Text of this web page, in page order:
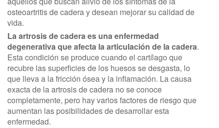
osteoartritis de cadera y desean mejorar su calidad de
vida.
La artrosis de cadera es una enfermedad
degenerativa que afecta la articulación de la cadera.
Esta condición se produce cuando el cartílago que
recubre las superficies de los huesos se desgasta, lo
que lleva a la fricción ósea y la inflamación. La causa
exacta de la artrosis de cadera no se conoce
completamente, pero hay varios factores de riesgo que
aumentan las posibilidades de desarrollar esta
enfermedad.